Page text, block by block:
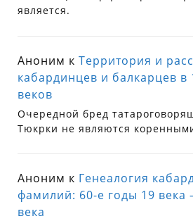
является.
Аноним кТерритория и
кабардинцев и балкарцев
веков
Очередной бред
Тюкрки не являются
Аноним к Генеалогия
фамилий: 60-е годы 19 века
века